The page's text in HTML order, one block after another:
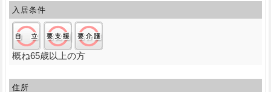
入居条件
概ね65歳以上の方
住所